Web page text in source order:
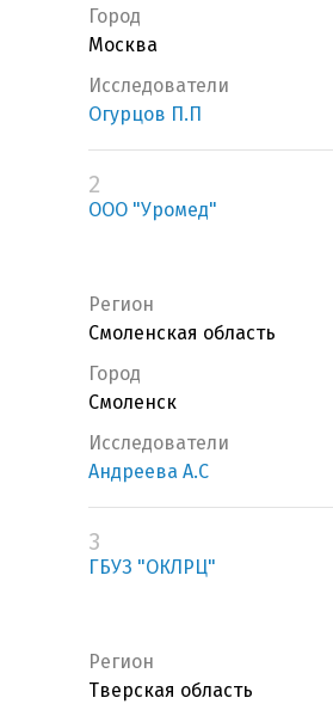
Город
Москва
Исследователи
Огурцов П.П
2
ООО "Уромед"
Регион
Смоленская область
Город
Смоленск
Исследователи
Андреева А.С
3
ГБУЗ "ОКЛРЦ"
Регион
Тверская область